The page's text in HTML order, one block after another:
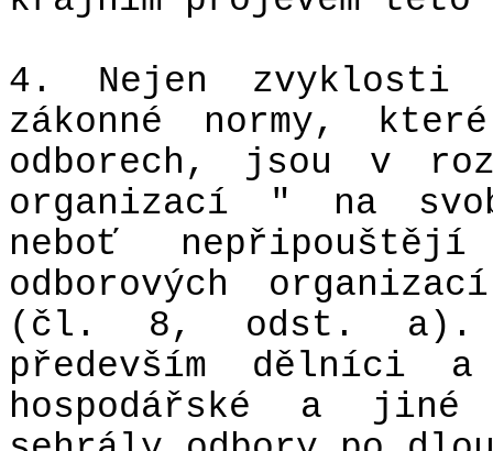
4. Nejen zvyklosti
zákonné normy,
odborech, jsou v
organizací " na
neboť
odborových
(čl. 8, odst. a). V
především dělníci
hospodářské a